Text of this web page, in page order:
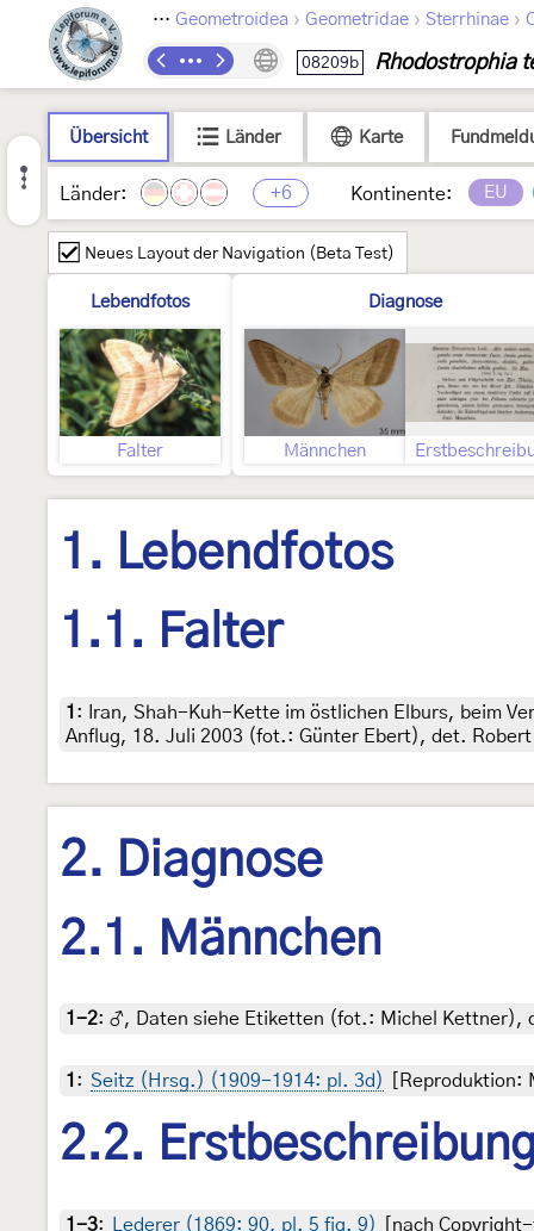
Lepidoptera Geometroidea › Geometridae › Sterrhinae ›
08209b Rhodostrophia
Übersicht Länder Karte
Länder: +6 Kontinente: EU
Neues Layout der Navigation (Beta Test)
Lebendfotos
Falter
Diagnose
Männchen
1. Lebendfotos
1.1. Falter
1 :
Iran, Shah-Kuh-Kette im östlichen Elburs, beim
Anflug, 18. Juli 2003 (fot.: Günter Ebert), det. Robert
2. Diagnose
2.1. Männchen
1-2: ♂, Daten siehe Etiketten (fot.: Michel Kettner),
1 : Seitz (Hrsg.) (1909-1914: pl. 3d) [Reproduktion:
2.2.
1-3: Lederer (1869: 90, pl. 5 fig. 9) [nach